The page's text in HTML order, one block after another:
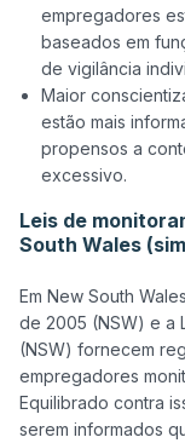
empregadores
baseados em
de vigilância
Maior
estão mais
propensos a
excessivo.
Leis de
South Wales
Em New South
de 2005 (NSW) e a
(NSW) fornecem
empregadores
Equilibrado contra
serem informados